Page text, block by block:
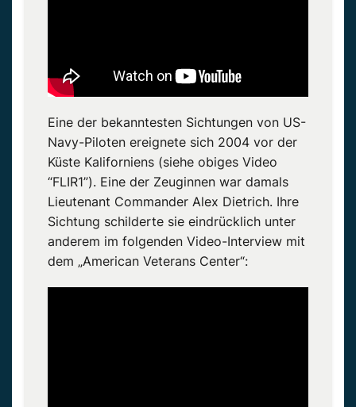
Eine der bekanntesten Sichtungen von US-
Navy-Piloten ereignete sich 2004 vor der
Küste Kaliforniens (siehe obiges Video
“FLIR1”). Eine der Zeuginnen war damals
Lieutenant Commander Alex Dietrich. Ihre
Sichtung schilderte sie eindrücklich unter
anderem im folgenden Video-Interview mit
dem „American Veterans Center“: